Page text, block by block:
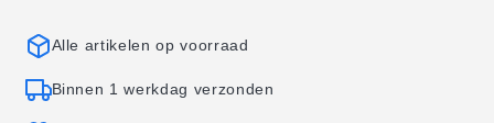
Alle artikelen op voorraad
Binnen 1 werkdag verzonden